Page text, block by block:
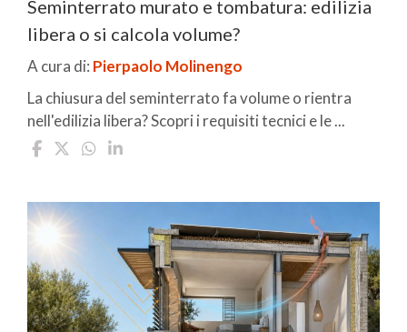
Seminterrato murato e tombatura: edilizia
libera o si calcola volume?
A cura di: Pierpaolo Molinengo
La chiusura del seminterrato fa volume o rientra
nell'edilizia libera? Scopri i requisiti tecnici e le ...